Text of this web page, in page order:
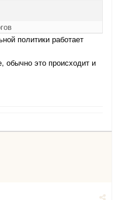
политики работает
обычно это происходит и